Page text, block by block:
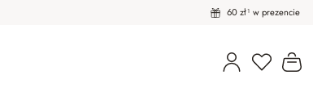
60 zł¹ w prezencie
Masz